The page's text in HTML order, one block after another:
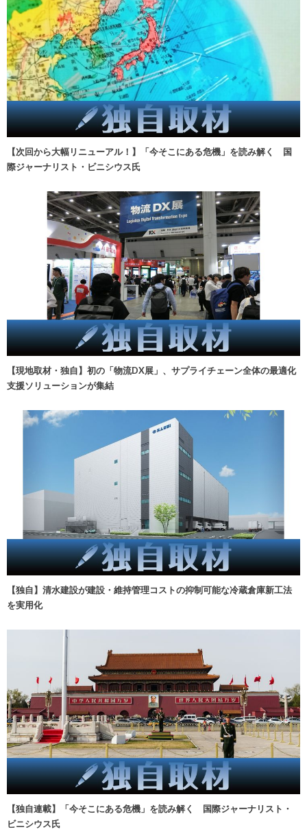
【次回から大幅リニューアル！】「今そこにある危機」を読み解く 国
際ジャーナリスト・ビニシウス氏
【現地取材・独自】初の「物流DX展」、サプライチェーン全体の最適化
支援ソリューションが集結
【独自】清水建設が建設・維持管理コストの抑制可能な冷蔵倉庫新工法
を実用化
【独自連載】「今そこにある危機」を読み解く 国際ジャーナリスト・
ビニシウス氏